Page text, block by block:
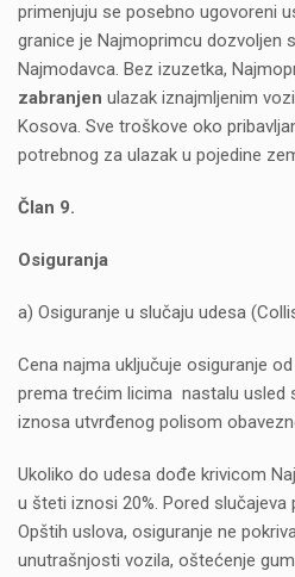
primenjuju se posebno ugovoreni
granice je Najmoprimcu dozvoljen
Najmodavca. Bez izuzetka,
zabranjen ulazak iznajmljenim
Kosova. Sve troškove oko
potrebnog za ulazak u pojedine
Član 9.
Osiguranja
a) Osiguranje u slučaju udesa
Cena najma uključuje osiguranje
prema trećim licima nastalu usled
iznosa utvrđenog polisom
Ukoliko do udesa dođe krivicom
u šteti iznosi 20%. Pored slučajeva
Opštih uslova, osiguranje ne
unutrašnjosti vozila, oštećenje